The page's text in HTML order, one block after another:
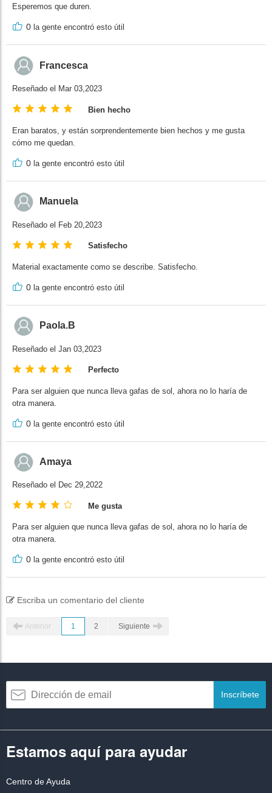
Esperemos que duren.
0 la gente encontró esto útil
Francesca
Reseñado el Mar 03,2023
Bien hecho
Eran baratos, y están sorprendentemente bien hechos y me gusta
cómo me quedan.
0 la gente encontró esto útil
Manuela
Reseñado el Feb 20,2023
Satisfecho
Material exactamente como se describe. Satisfecho.
0 la gente encontró esto útil
Paola.B
Reseñado el Jan 03,2023
Perfecto
Para ser alguien que nunca lleva gafas de sol, ahora no lo haría de
otra manera.
0 la gente encontró esto útil
Amaya
Reseñado el Dec 29,2022
Me gusta
Para ser alguien que nunca lleva gafas de sol, ahora no lo haría de
otra manera.
0 la gente encontró esto útil
Escriba un comentario del cliente
Anterior 1 2 Siguiente
Inscríbete
Estamos aquí para ayudar
Centro de Ayuda